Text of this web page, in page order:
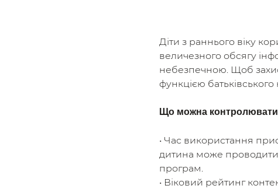
Діти з раннього віку
величезного обсягу
небезпечною. Щоб
функцією
Що можна контролювати
• Час використання
дитина може
програм.
• Віковий рейтинг